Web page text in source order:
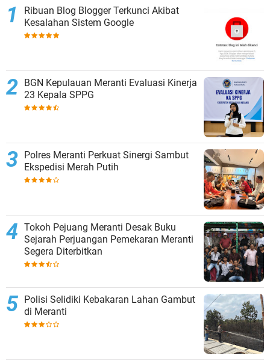
Ribuan Blog Blogger Terkunci Akibat
Kesalahan Sistem Google
BGN Kepulauan Meranti Evaluasi Kinerja
23 Kepala SPPG
Polres Meranti Perkuat Sinergi Sambut
Ekspedisi Merah Putih
Tokoh Pejuang Meranti Desak Buku
Sejarah Perjuangan Pemekaran Meranti
Segera Diterbitkan
Polisi Selidiki Kebakaran Lahan Gambut
di Meranti